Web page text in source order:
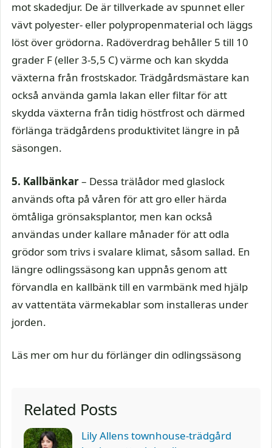
mot skadedjur. De är tillverkade av spunnet eller
vävt polyester- eller polypropenmaterial och läggs
löst över grödorna. Radöverdrag behåller 5 till 10
grader F (eller 3-5,5 C) värme och kan skydda
växterna från frostskador. Trädgårdsmästare kan
också använda gamla lakan eller filtar för att
skydda växterna från tidig höstfrost och därmed
förlänga trädgårdens produktivitet längre in på
säsongen.
5. Kallbänkar– Dessa trälådor med glaslock
används ofta på våren för att gro eller härda
ömtåliga grönsaksplantor, men kan också
användas under kallare månader för att odla
grödor som trivs i svalare klimat, såsom sallad. En
längre odlingssäsong kan uppnås genom att
förvandla en kallbänk till en varmbänk med hjälp
av vattentäta värmekablar som installeras under
jorden.
Läs mer om hur du förlänger din odlingssäsong
Related Posts
Lily Allens townhouse-trädgård